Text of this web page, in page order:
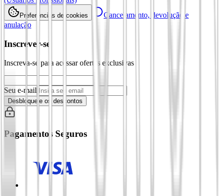
Preferências de cookies
Cancelamento, devolução e
anulação
Inscrever-se
Inscreva-se para acessar ofertas exclusivas
Seu e-mail
Desbloqueie os descontos
Pagamentos Seguros